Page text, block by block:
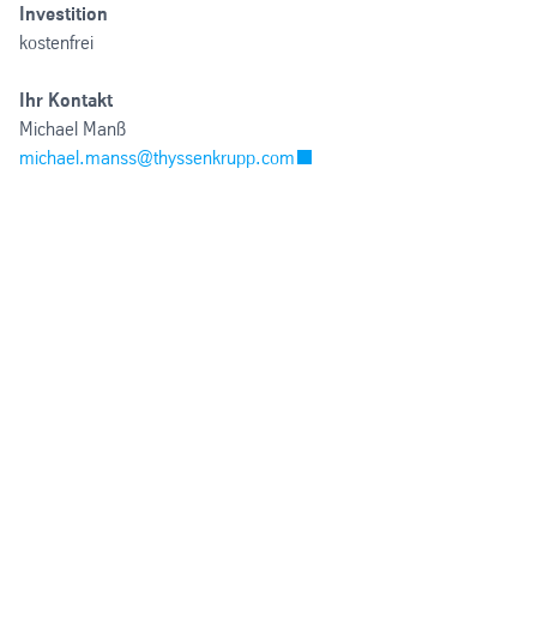
Investition
kostenfrei
Ihr Kontakt
Michael Manß
michael.manss@thyssenkrupp.com